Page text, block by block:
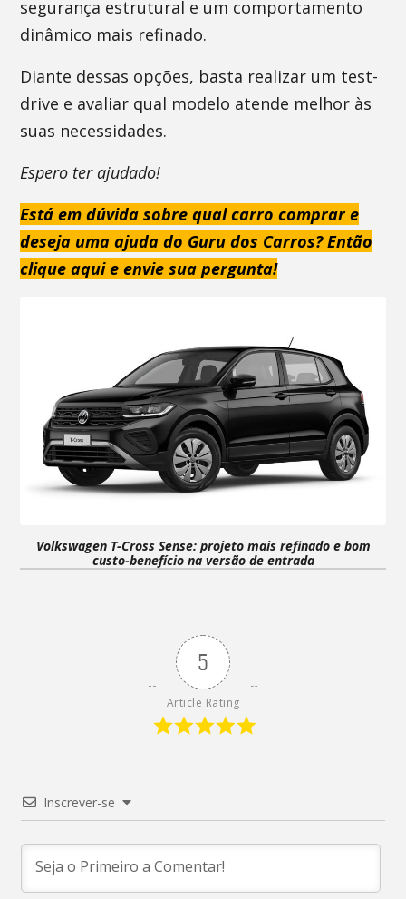
segurança estrutural e um comportamento
dinâmico mais refinado.
Diante dessas opções, basta realizar um test-
drive e avaliar qual modelo atende melhor às
suas necessidades.
Espero ter ajudado!
Está em dúvida sobre qual carro comprar e
deseja uma ajuda do Guru dos Carros? Então
clique aqui e envie sua pergunta!
Volkswagen T-Cross Sense: projeto mais refinado e bom
custo-benefício na versão de entrada
5
Article Rating
Inscrever-se